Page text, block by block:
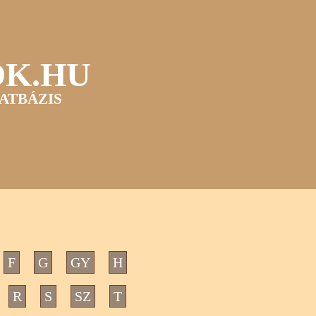
F G GY H
R S SZ T